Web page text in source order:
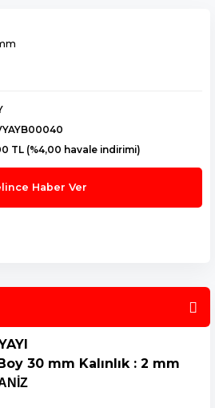
TL (%4,00 havale indirimi)
Haber Ver
30 mm Kalınlık : 2 mm